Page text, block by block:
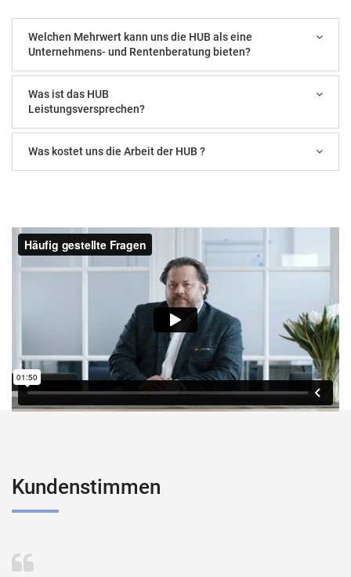
Welchen Mehrwert kann uns die HUB als eine
Unternehmens- und Rentenberatung bieten?
Was ist das HUB
Leistungsversprechen?
Was kostet uns die Arbeit der HUB ?
Kundenstimmen